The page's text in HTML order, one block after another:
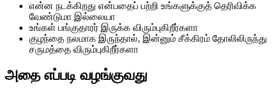
என்ன நடக்கிறது என்பதைப் பற்றி உங்களுக்குத் தெரிவிக்க
வேண்டுமா இல்லையா
உங்கள் பங்குதாரர் இருக்க விரும்புகிறீர்களா
குழந்தை நலமாக இருந்தால், இன்னும் சீக்கிரம் தோலிலிருந்து
சருமத்தை விரும்புகிறீர்களா
அதை எப்படி வழங்குவது